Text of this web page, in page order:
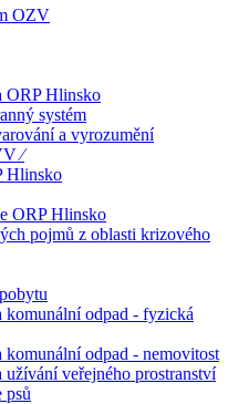
OZV
ORP Hlinsko
systém
a vyrozumění
⁄
Hlinsko
ORP Hlinsko
pojmů z oblasti krizového
komunální odpad - fyzická
komunální odpad - nemovitost
veřejného prostranství
psů